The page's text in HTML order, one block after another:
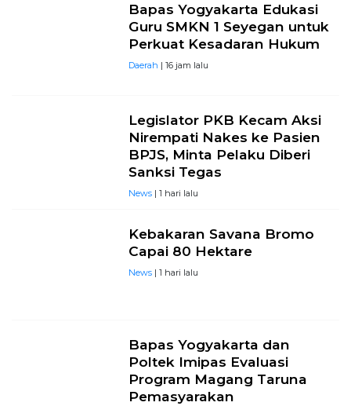
Bapas Yogyakarta Edukasi
Guru SMKN 1 Seyegan untuk
Perkuat Kesadaran Hukum
Daerah | 16 jam lalu
Legislator PKB Kecam Aksi
Nirempati Nakes ke Pasien
BPJS, Minta Pelaku Diberi
Sanksi Tegas
News | 1 hari lalu
Kebakaran Savana Bromo
Capai 80 Hektare
News | 1 hari lalu
Bapas Yogyakarta dan
Poltek Imipas Evaluasi
Program Magang Taruna
Pemasyarakan